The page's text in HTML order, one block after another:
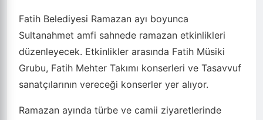
Fatih Belediyesi Ramazan ayı boyunca
Sultanahmet amfi sahnede ramazan etkinlikleri
düzenleyecek. Etkinlikler arasında Fatih Müsiki
Grubu, Fatih Mehter Takımı konserleri ve Tasavvuf
sanatçılarının vereceği konserler yer alıyor.
Ramazan ayında türbe ve camii ziyaretlerinde